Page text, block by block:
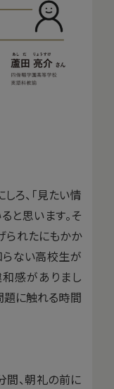
ろ、「見たい情
と思います。そ
られたにもかか
らない高校生が
感がありまし
題に触れる時間
間、朝礼の前に